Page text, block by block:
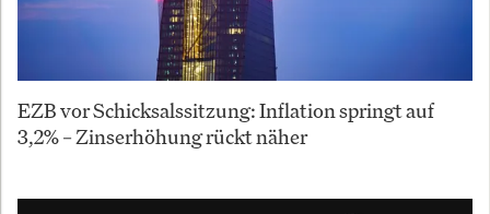
EZB vor Schicksalssitzung: Inflation springt auf
3,2% – Zinserhöhung rückt näher